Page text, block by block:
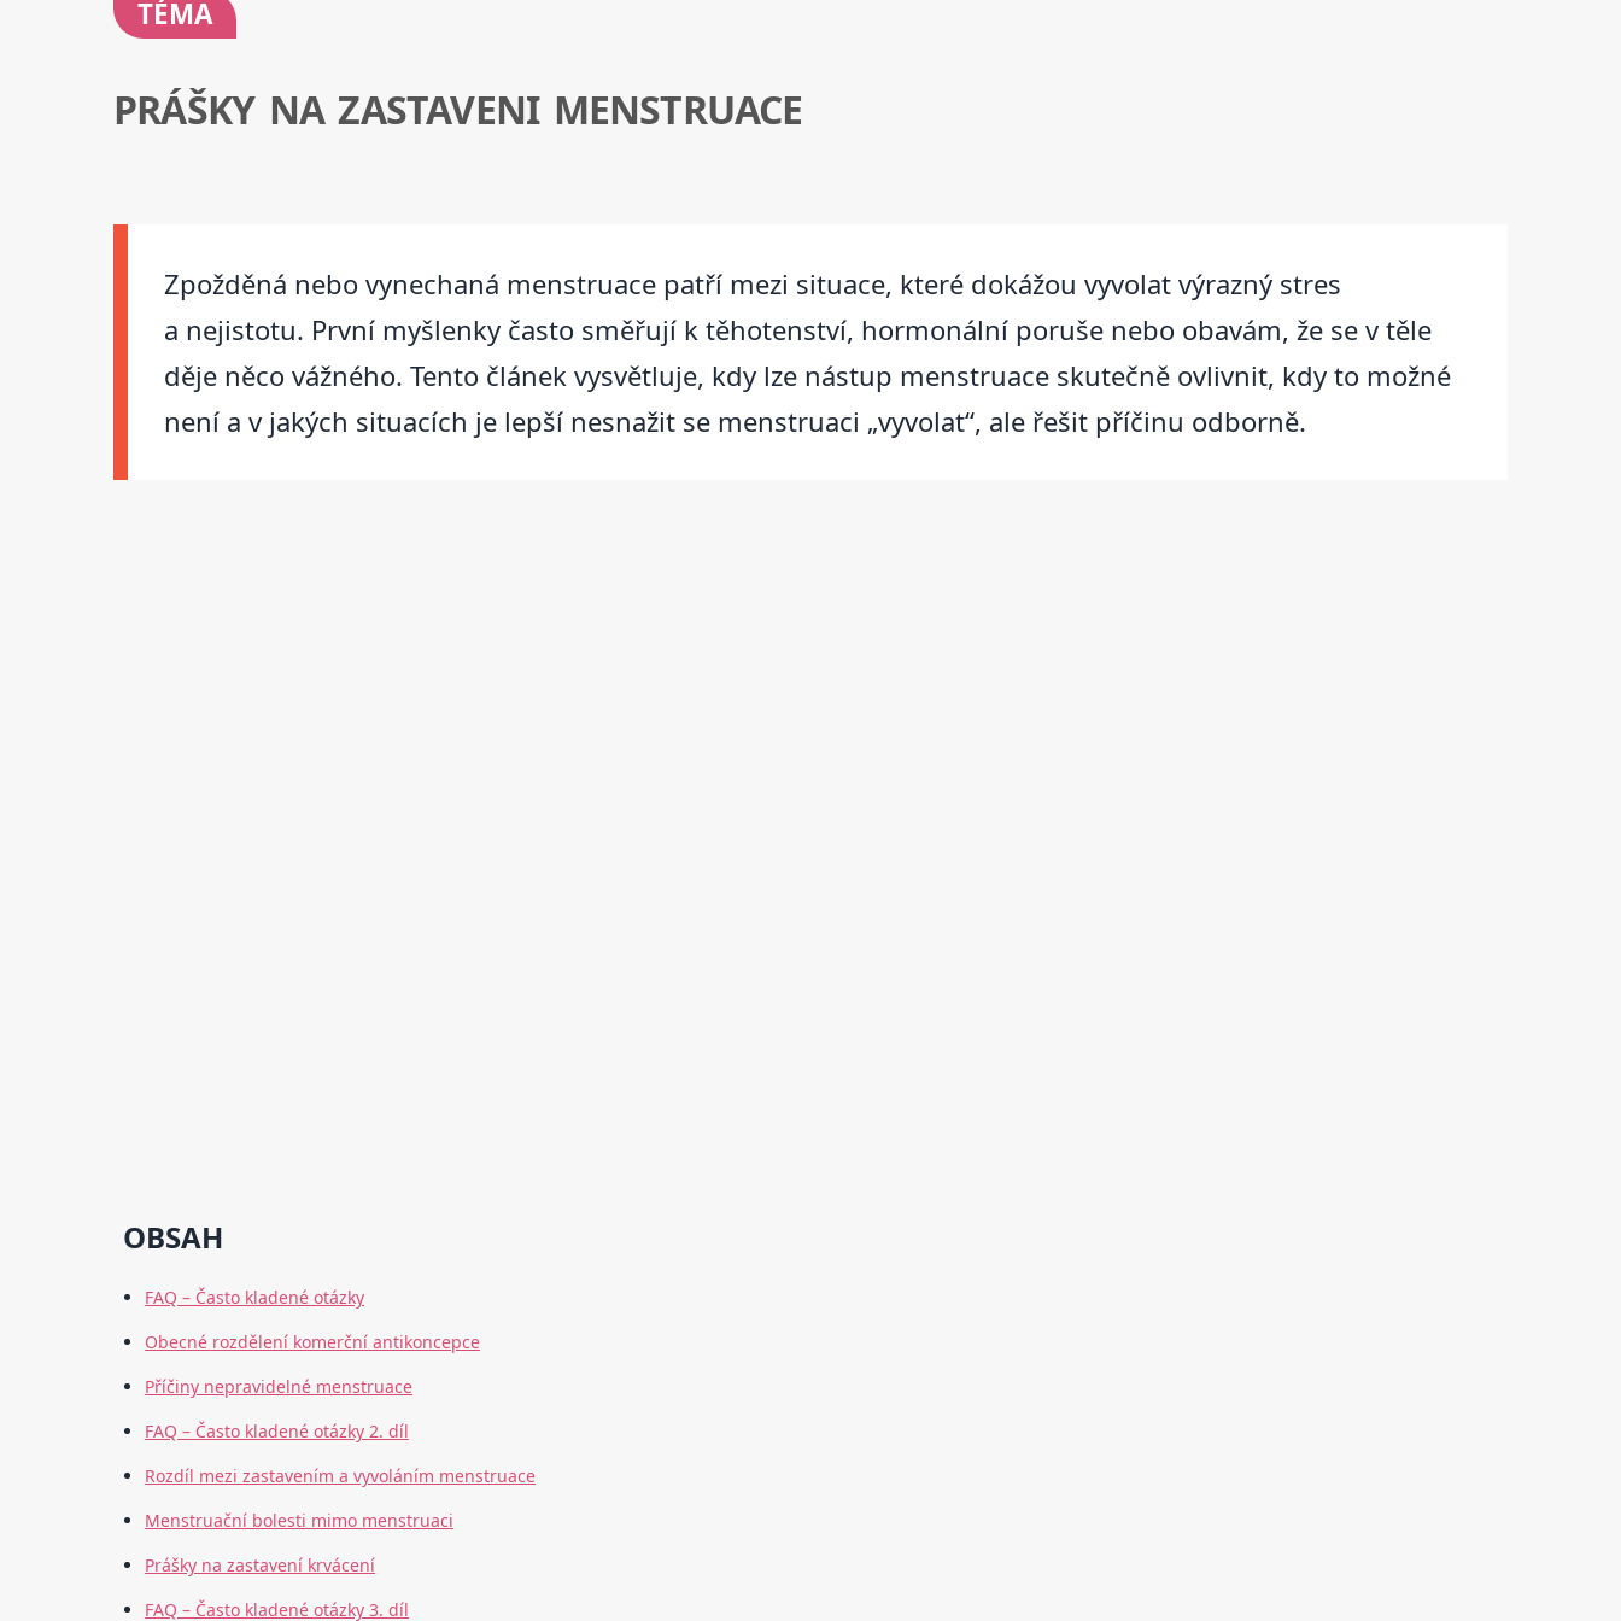
TÉMA
PRÁŠKY NA ZASTAVENI MENSTRUACE
Zpožděná nebo vynechaná menstruace patří mezi situace, které dokážou vyvolat výrazný stres
a nejistotu. První myšlenky často směřují k těhotenství, hormonální poruše nebo obavám, že se v těle
děje něco vážného. Tento článek vysvětluje, kdy lze nástup menstruace skutečně ovlivnit, kdy to možné
není a v jakých situacích je lepší nesnažit se menstruaci „vyvolat“, ale řešit příčinu odborně.
OBSAH
FAQ – Často kladené otázky
Obecné rozdělení komerční antikoncepce
Příčiny nepravidelné menstruace
FAQ – Často kladené otázky 2. díl
Rozdíl mezi zastavením a vyvoláním menstruace
Menstruační bolesti mimo menstruaci
Prášky na zastavení krvácení
FAQ – Často kladené otázky 3. díl